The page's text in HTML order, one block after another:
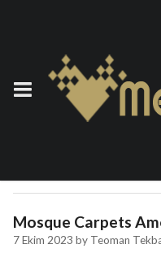
Etiket:Cami
Mosque Carpets
7 Ekim 2023 by Teoman